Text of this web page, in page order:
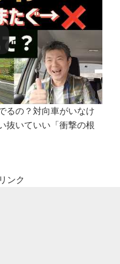
るの？対向車がいなけ
抜いていい「衝撃の根
ンク